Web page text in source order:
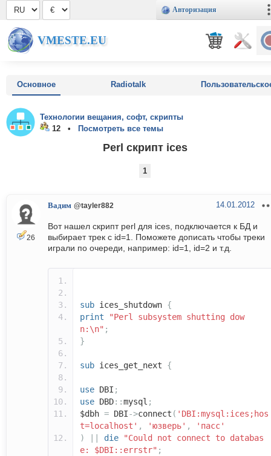
Авторизация
VMESTE.EU
Основное Radiotalk
Технологии вещания, софт, скрипты
12 •
Посмотреть все темы
Perl скрипт ices
1
26
Вадим @tayler882 14.01.2012
Вот нашел скрипт perl для ices, подключается к БД и
выбирает трек с id=1. Поможете дописать чтобы треки
играли по очереди, например: id=1, id=2 и т.д.
sub ices_shutdown {
print
"Perl subsystem shutting dow
n:\n" ;
}
sub ices_get_next {
use DBI ;
use DBD::mysql ;
$dbh = DBI->connect ( 'DBI:mysql:ices;hos
t=localhost' , 'юзверь' ,
'пасс'
)
die
"Could not connect to databas
e: $DBI::errstr" ;